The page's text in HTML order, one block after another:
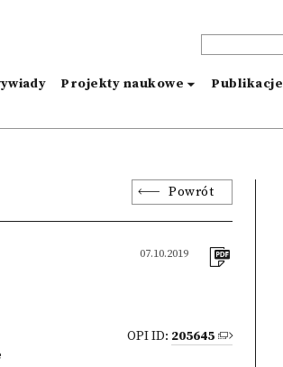
Projekty naukowe Publikacje
Powrót
07.10.2019
OPI ID: 205645